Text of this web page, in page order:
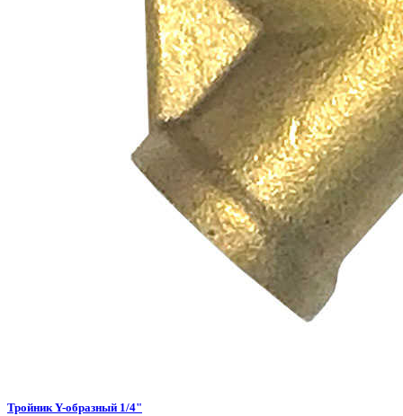
Тройник Y-образный 1/4"